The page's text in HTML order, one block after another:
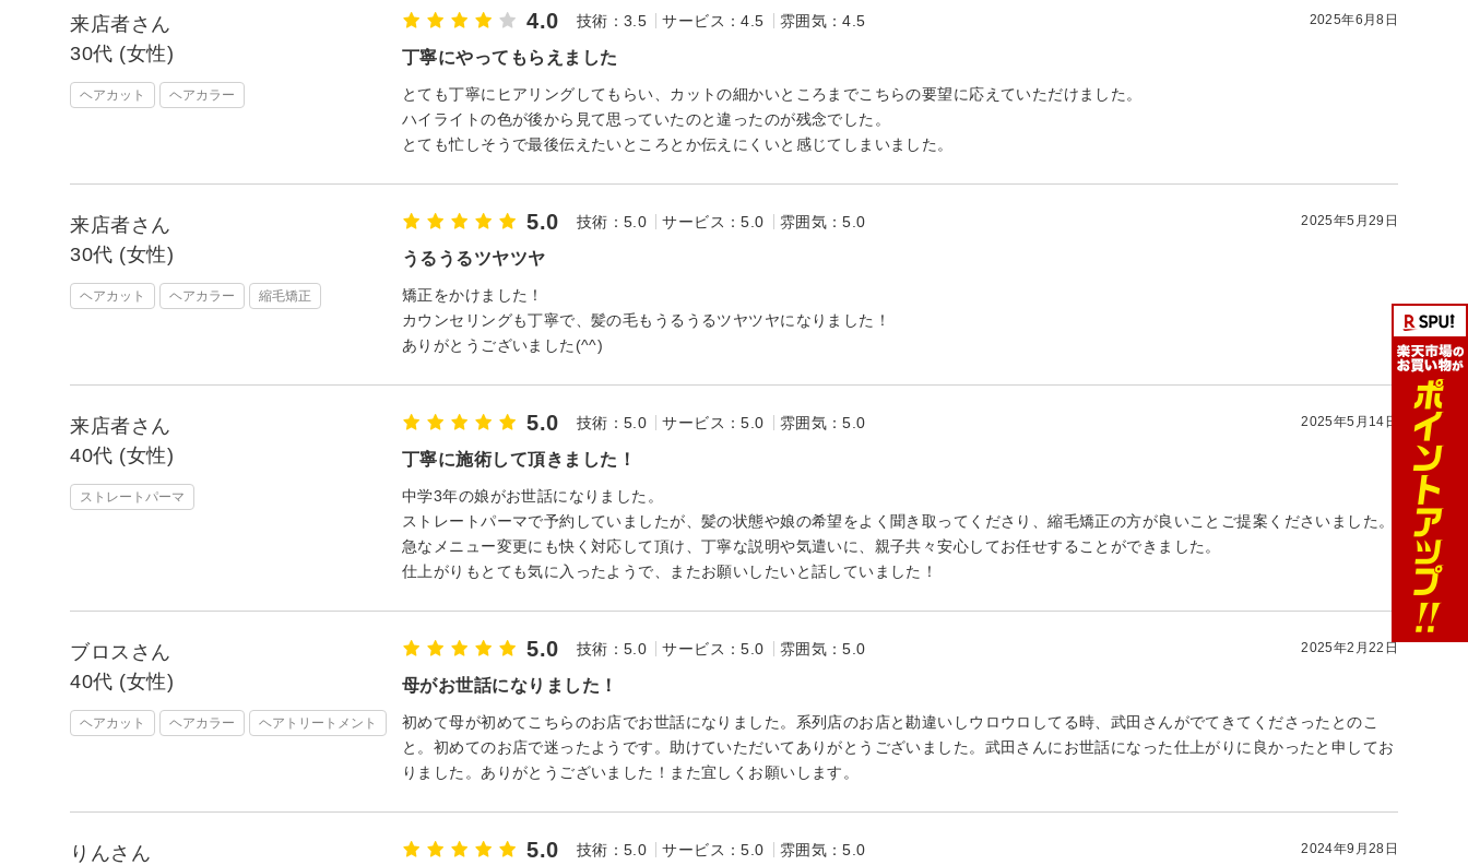
来店者さん
30代 (女性)
ヘアカット ヘアカラー
4.0 技術：3.5 サービス：4.5 雰囲気：4.5 2025年6月8日
丁寧にやってもらえました
とても丁寧にヒアリングしてもらい、カットの細かいところまでこちらの要望に応えていただけました。
ハイライトの色が後から見て思っていたのと違ったのが残念でした。
とても忙しそうで最後伝えたいところとか伝えにくいと感じてしまいました。
来店者さん
30代 (女性)
ヘアカット ヘアカラー 縮毛矯正
5.0 技術：5.0 サービス：5.0 雰囲気：5.0 2025年5月29日
うるうるツヤツヤ
矯正をかけました！
カウンセリングも丁寧で、髪の毛もうるうるツヤツヤになりました！
ありがとうございました(^^)
来店者さん
40代 (女性)
ストレートパーマ
5.0 技術：5.0 サービス：5.0 雰囲気：5.0 2025年5月14日
丁寧に施術して頂きました！
中学3年の娘がお世話になりました。
ストレートパーマで予約していましたが、髪の状態や娘の希望をよく聞き取ってくださり、縮毛矯正の方が良いことご提案くださいました。
急なメニュー変更にも快く対応して頂け、丁寧な説明や気遣いに、親子共々安心してお任せすることができました。
仕上がりもとても気に入ったようで、またお願いしたいと話していました！
ブロスさん
40代 (女性)
ヘアカット ヘアカラー ヘアトリートメント
5.0 技術：5.0 サービス：5.0 雰囲気：5.0 2025年2月22日
母がお世話になりました！
初めて母が初めてこちらのお店でお世話になりました。系列店のお店と勘違いしウロウロしてる時、武田さんがでてきてくださったとのこ
と。初めてのお店で迷ったようです。助けていただいてありがとうございました。武田さんにお世話になった仕上がりに良かったと申してお
りました。ありがとうございました！また宜しくお願いします。
りんさん
5.0 技術：5.0 サービス：5.0 雰囲気：5.0 2024年9月28日